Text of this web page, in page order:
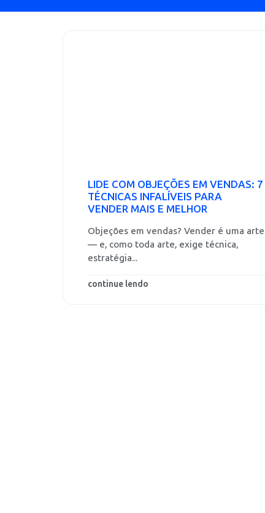
LIDE COM OBJEÇÕES EM VENDAS: 7
TÉCNICAS INFALÍVEIS PARA
VENDER MAIS E MELHOR
Objeções em vendas? Vender é uma arte
— e, como toda arte, exige técnica,
estratégia...
continue lendo